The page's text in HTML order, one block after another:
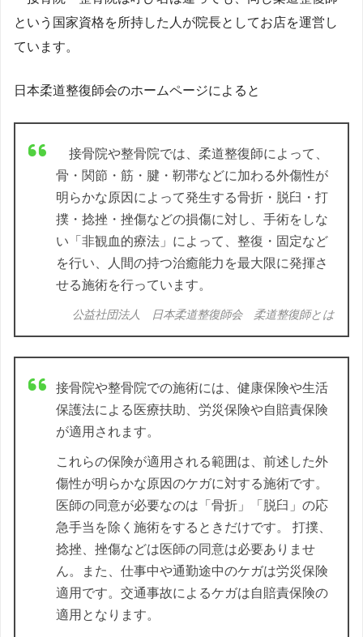
という国家資格を所持した人が院長としてお店を運営し
ています。
日本柔道整復師会のホームページによると
接骨院や整骨院では、柔道整復師によって、
骨・関節・筋・腱・靭帯などに加わる外傷性が
明らかな原因によって発生する骨折・脱臼・打
撲・捻挫・挫傷などの損傷に対し、手術をしな
い「非観血的療法」によって、整復・固定など
を行い、人間の持つ治癒能力を最大限に発揮さ
せる施術を行っています。
公益社団法人 日本柔道整復師会 柔道整復師とは
接骨院や整骨院での施術には、健康保険や生活
保護法による医療扶助、労災保険や自賠責保険
が適用されます。
これらの保険が適用される範囲は、前述した外
傷性が明らかな原因のケガに対する施術です。
医師の同意が必要なのは「骨折」「脱臼」の応
急手当を除く施術をするときだけです。 打撲、
捻挫、挫傷などは医師の同意は必要ありませ
ん。また、仕事中や通勤途中のケガは労災保険
適用です。交通事故によるケガは自賠責保険の
適用となります。